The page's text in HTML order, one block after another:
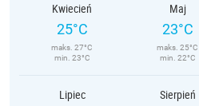
Kwiecień
25°C
maks. 27°C
min. 23°C
Maj
23°C
maks. 25°C
min. 22°C
Lipiec Sierpień